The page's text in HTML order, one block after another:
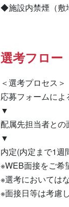
◆施設内禁煙（敷
選考フロー
＜選考プロセス＞
応募フォームによ
▼
配属先担当者との
▼
内定(内定まで1週
※WEB面接をご希
※選考においては
※面接日等は考慮